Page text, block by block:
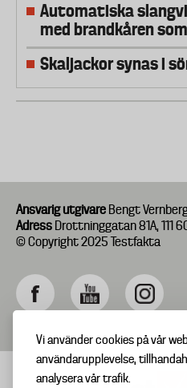
Vi använder cookies på vår
användarupplevelse,
analysera vår trafik.
Automatiska
med brandkåren
Skaljackor synas i
Ansvarig utgivare Bengt
Adress Drottninggatan 81A, 111
© Copyright 2025 Testfakta